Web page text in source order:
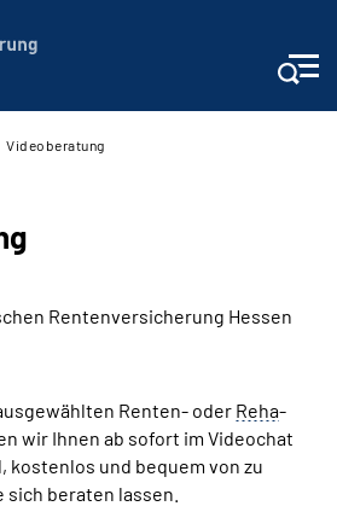
Videoberatung
Renten­versicherung Hessen
Renten- oder Reha-
wir Ihnen ab sofort im Videochat
kostenlos und bequem von zu
sich beraten lassen.